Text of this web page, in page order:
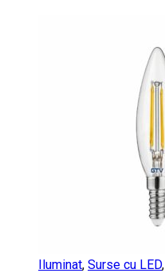
Iluminat, Surse cu LED,